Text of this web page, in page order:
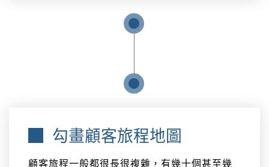
勾畫顧客旅程地圖
顧客旅程一般都很長很複雜，有幾十個甚至幾